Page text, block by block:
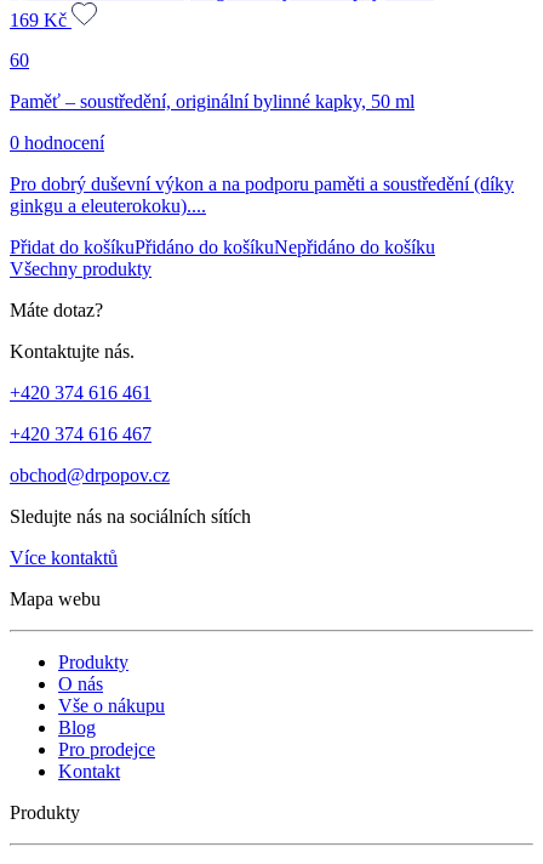
169 Kč
60
Paměť – soustředění, originální bylinné kapky, 50 ml
0 hodnocení
Pro dobrý duševní výkon a na podporu paměti a soustředění (díky
ginkgu a eleuterokoku)....
Přidat do košíkuPřidáno do košíkuNepřidáno do košíku
Všechny produkty
Máte dotaz?
Kontaktujte nás.
+420 374 616 461
+420 374 616 467
obchod@drpopov.cz
Sledujte nás na sociálních sítích
Více kontaktů
Mapa webu
Produkty
O nás
Vše o nákupu
Blog
Pro prodejce
Kontakt
Produkty